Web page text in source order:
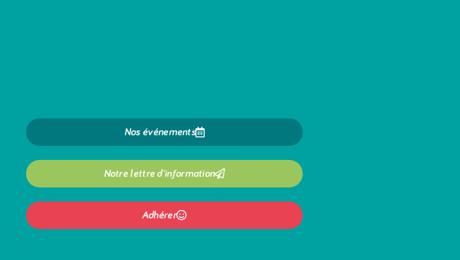
Nos événements
Notre lettre d'information
Adhérer